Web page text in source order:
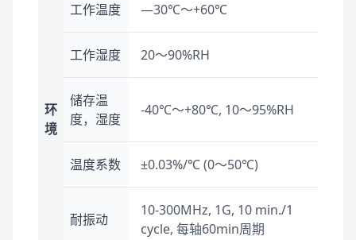
环
境
工作温度 —30℃～+60℃
工作湿度 20～90%RH
储存温
度，湿度
-40℃～+80℃, 10～95%RH
温度系数 ±0.03%/℃ (0～50℃)
耐振动
10-300MHz, 1G, 10 min./1
cycle, 每轴60min周期